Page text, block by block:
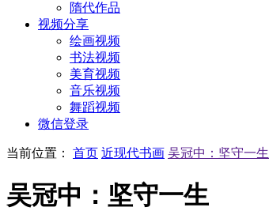
隋代作品
视频分享
绘画视频
书法视频
美育视频
音乐视频
舞蹈视频
微信登录
当前位置： 首页 近现代书画 吴冠中：坚守一生
吴冠中：坚守一生